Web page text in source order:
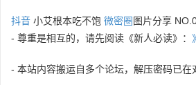
抖音 小艾根本吃不饱 微密圈 图片分享
- 尊重是相互的，请先阅读《新人必读》：
- 本站内容搬运自多个论坛，解压密码已在